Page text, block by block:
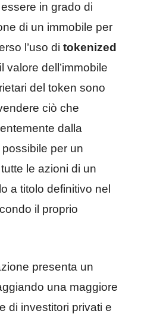
in grado di
di un immobile per
l’uso di tokenized
valore dell’immobile
del token sono
ciò che
dalla
per un
le azioni di un
a titolo definitivo nel
il proprio
presenta un
una maggiore
di investitori privati e